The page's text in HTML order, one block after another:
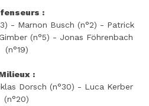
:
- Marnon Busch (n°2) - Patrick
(n°5) - Jonas Föhrenbach
(n°19)
:
Dorsch (n°30) - Luca Kerber
(n°20)